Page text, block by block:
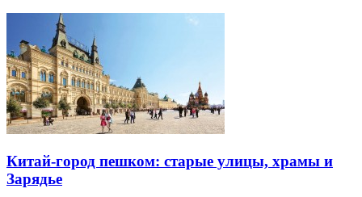
Китай-город пешком: старые улицы, храмы и
Зарядье